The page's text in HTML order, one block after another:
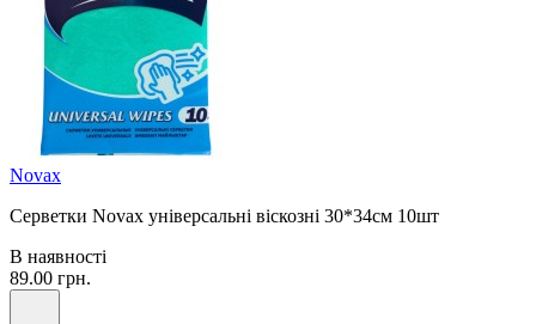
Novax
Серветки Novax універсальні віскозні 30*34см 10шт
В наявності
89.00 грн.